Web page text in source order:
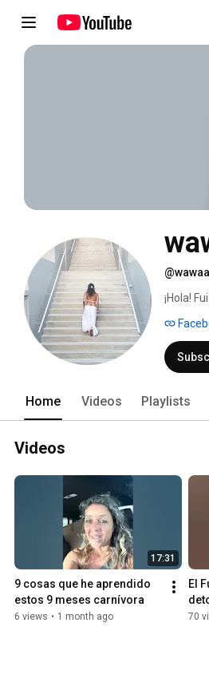
¡Hola!
raíz de
revista,
las
Home Videos Playlists
Videos
17:31
9 cosas que he aprendido
estos 9 meses carnívora
6 views • 1 month ago
El
70